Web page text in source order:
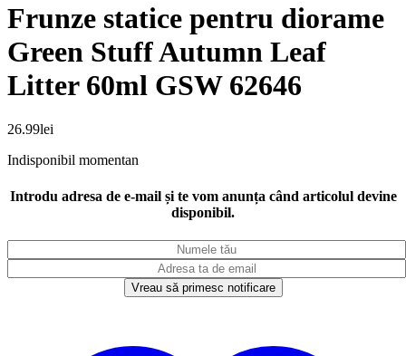
Frunze statice pentru diorame
Green Stuff Autumn Leaf
Litter 60ml GSW 62646
26.99lei
Indisponibil momentan
Introdu adresa de e-mail și te vom anunța când articolul devine
disponibil.
Vreau să primesc notificare